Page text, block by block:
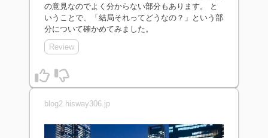
の意見なのでよく分からない部分もあります。 と
いうことで、「結局それってどうなの？」という部
分について確かめてみました。
Review
blog2.hisway306.jp